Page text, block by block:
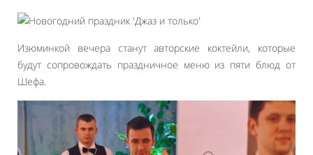
Изюминкой вечера станут авторские коктейли, которые
будут сопровождать праздничное меню из пяти блюд от
Шефа.